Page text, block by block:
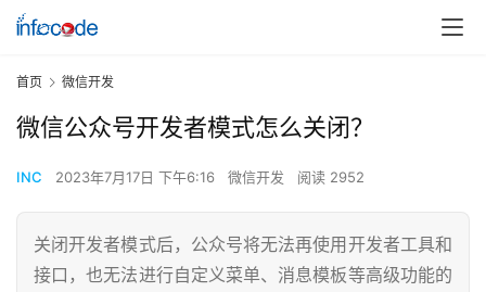
首页 微信开发
微信公众号开发者模式怎么关闭？
INC 2023年7月17日 下午6:16 微信开发 阅读 2952
关闭开发者模式后，公众号将无法再使用开发者工具和
接口，也无法进行自定义菜单、消息模板等高级功能的